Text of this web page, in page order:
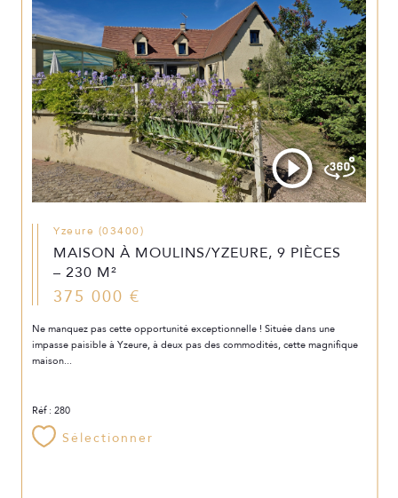
Yzeure (03400)
MAISON À MOULINS/YZEURE, 9 PIÈCES
– 230 M²
375 000 €
Ne manquez pas cette opportunité exceptionnelle ! Située dans une
impasse paisible à Yzeure, à deux pas des commodités, cette magnifique
maison...
Réf : 280
Sélectionner